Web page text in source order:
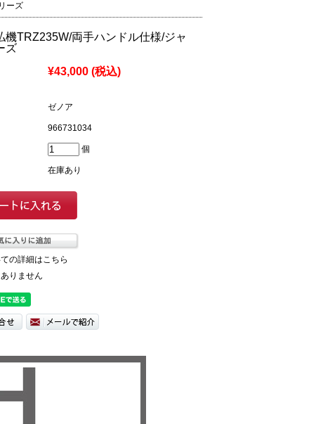
ーズ
機TRZ235W/両手ハンドル仕様/ジャ
ズ
¥43,000 (税込)
ゼノア
966731034
個
在庫あり
の詳細はこちら
りません